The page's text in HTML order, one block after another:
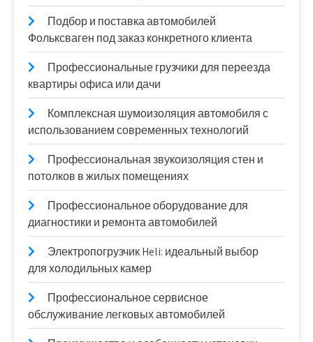
Подбор и поставка автомобилей
Фольксваген под заказ конкретного клиента
Профессиональные грузчики для переезда
квартиры офиса или дачи
Комплексная шумоизоляция автомобиля с
использованием современных технологий
Профессиональная звукоизоляция стен и
потолков в жилых помещениях
Профессиональное оборудование для
диагностики и ремонта автомобилей
Электропогрузчик Heli: идеальный выбор
для холодильных камер
Профессиональное сервисное
обслуживание легковых автомобилей